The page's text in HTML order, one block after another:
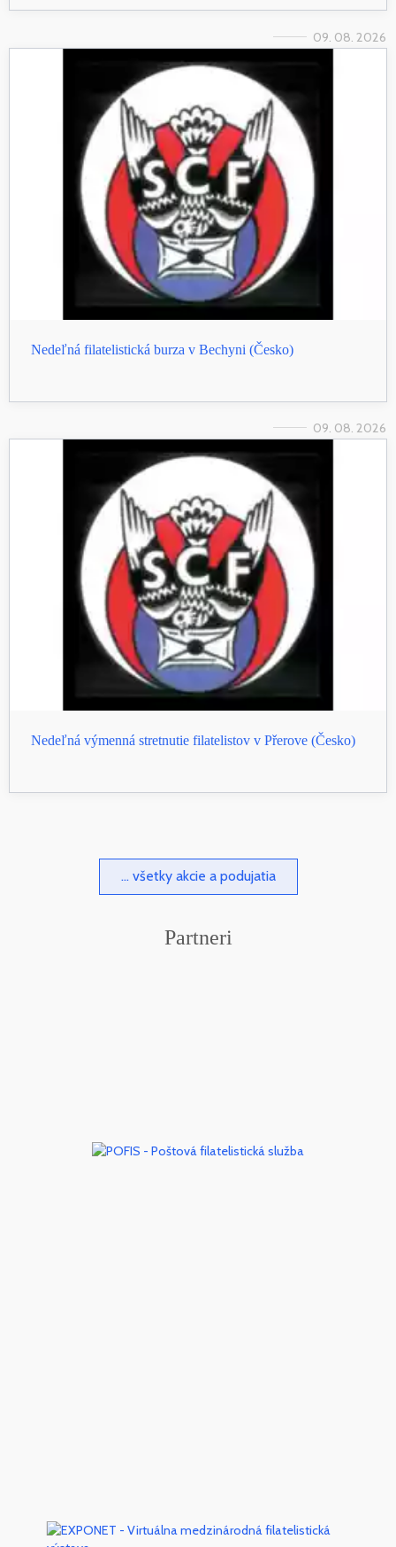
09. 08. 2026
Nedeľná filatelistická burza v Bechyni (Česko)
09. 08. 2026
Nedeľná výmenná stretnutie filatelistov v Přerove (Česko)
... všetky akcie a podujatia
Partneri